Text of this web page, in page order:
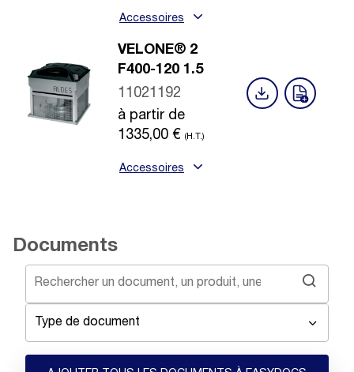
Accessoires
VELONE® 2
F400-120 1.5
11021192
à partir de
1335,00 € (H.T.)
Accessoires
Documents
Type de document